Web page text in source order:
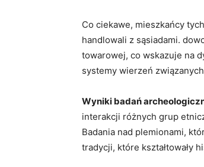
Co ciekawe, mieszkańcy
handlowali z sąsiadami.
towarowej, co wskazuje na
systemy wierzeń
Wyniki badań
interakcji różnych grup
Badania nad plemionami,
tradycji, które kształtowały